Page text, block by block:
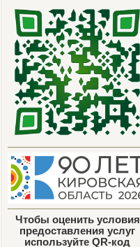
Чтобы оценить условия
предоставления услуг
используйте QR-код